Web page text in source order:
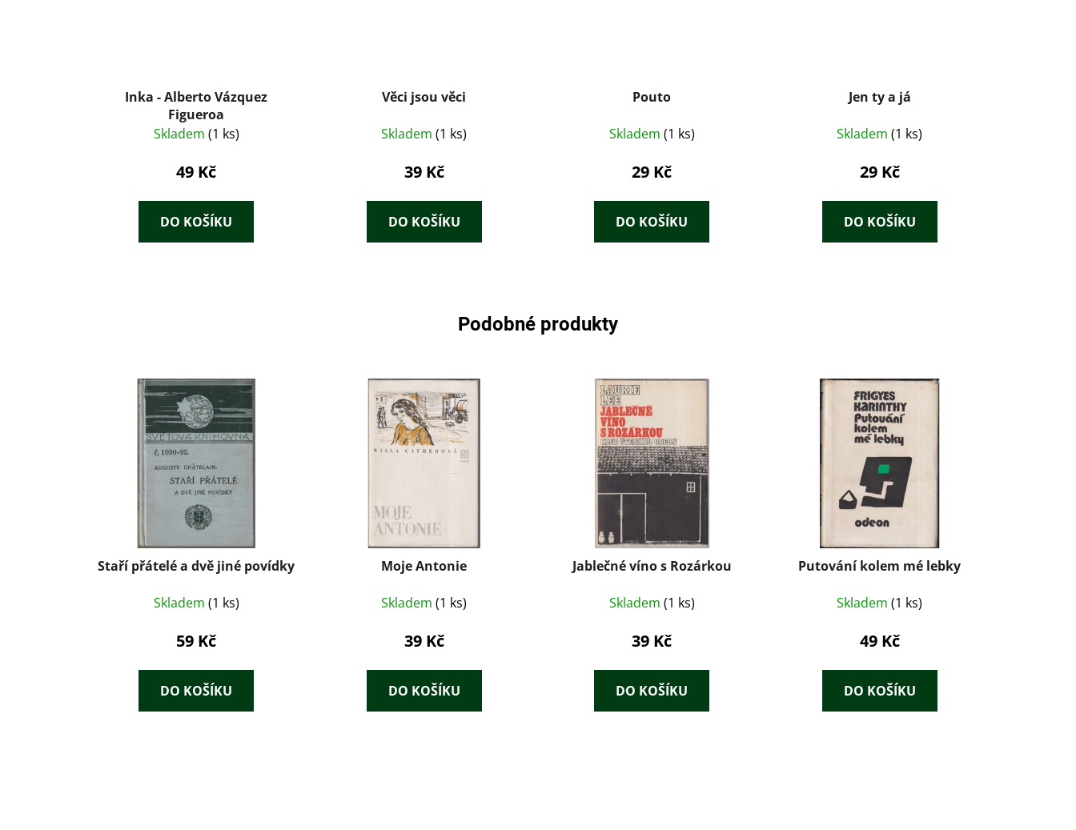
Inka - Alberto Vázquez
Figueroa
Skladem (1 ks)
49 Kč
DO KOŠÍKU
Věci jsou věci
Skladem(1 ks)
39 Kč
DO KOŠÍKU
Pouto
Skladem (1 ks)
29 Kč
DO KOŠÍKU
Jen ty a já
Skladem(1 ks)
29 Kč
DO KOŠÍKU
Podobné produkty
Staří přátelé a dvě jiné povídky
Skladem (1 ks)
59 Kč
DO KOŠÍKU
Moje Antonie
Skladem(1 ks)
39 Kč
DO KOŠÍKU
Jablečné víno s Rozárkou
Skladem (1 ks)
39 Kč
DO KOŠÍKU
Putování kolem mé lebky
Skladem(1 ks)
49 Kč
DO KOŠÍKU